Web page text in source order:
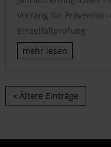
Vorrang für
Einzelfallprüfung
mehr lesen
« Ältere Einträge